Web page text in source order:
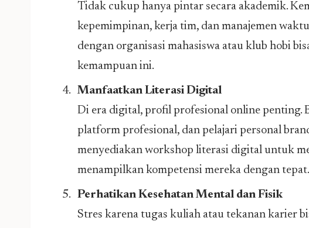
Tidak cukup hanya pintar secara akademik.
kepemimpinan, kerja tim, dan manajemen
dengan organisasi mahasiswa atau klub hobi
kemampuan ini.
Manfaatkan Literasi Digital
Di era digital, profil profesional online
platform profesional, dan pelajari personal
menyediakan workshop literasi digital untuk
menampilkan kompetensi mereka dengan tepat.
Perhatikan Kesehatan Mental dan Fisik
Stres karena tugas kuliah atau tekanan karier